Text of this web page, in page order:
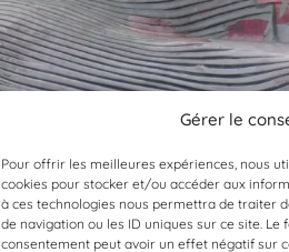
Gérer le
Pour offrir les meilleures expériences, nous
cookies pour stocker et/ou accéder aux
à ces technologies nous permettra de traiter
de navigation ou les ID uniques sur ce site.
consentement peut avoir un effet négatif sur
Validée
Balaenoptera physalus
Rorqual commun